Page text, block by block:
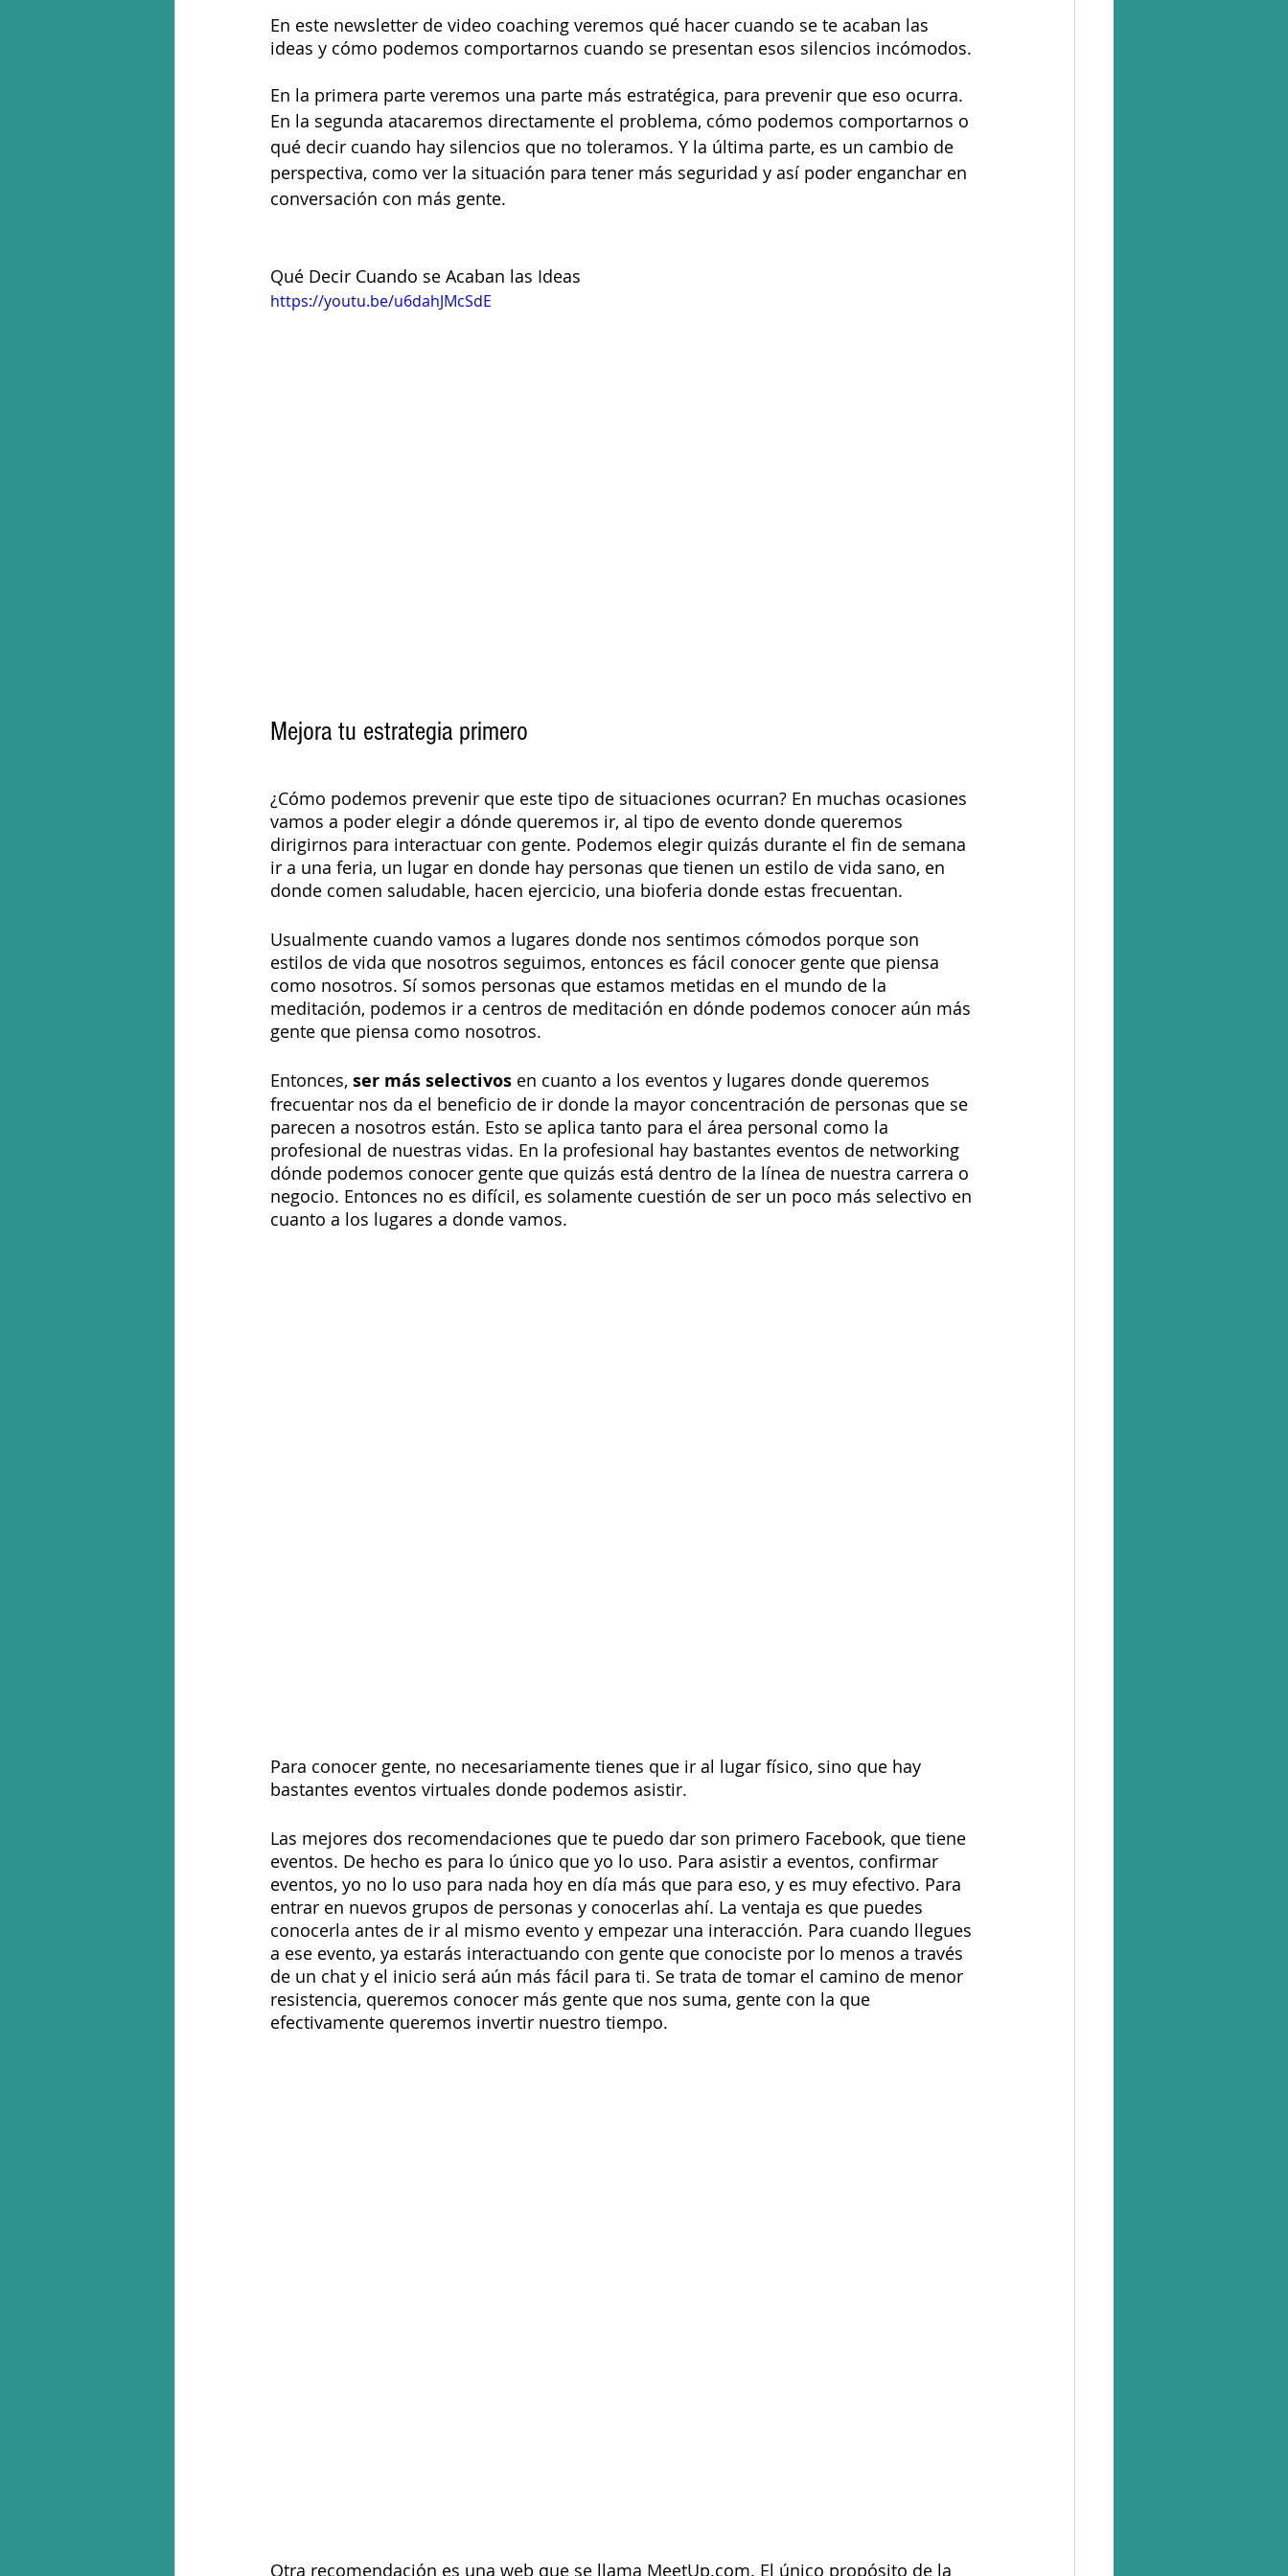
En este newsletter de video coaching veremos qué hacer cuando se te acaban las
ideas y cómo podemos comportarnos cuando se presentan esos silencios incómodos.
En la primera parte veremos una parte más estratégica, para prevenir que eso ocurra.
En la segunda atacaremos directamente el problema, cómo podemos comportarnos o
qué decir cuando hay silencios que no toleramos. Y la última parte, es un cambio de
perspectiva, como ver la situación para tener más seguridad y así poder enganchar en
conversación con más gente.
Qué Decir Cuando se Acaban las Ideas
https://youtu.be/u6dahJMcSdE
Mejora tu estrategia primero
¿Cómo podemos prevenir que este tipo de situaciones ocurran? En muchas ocasiones
vamos a poder elegir a dónde queremos ir, al tipo de evento donde queremos
dirigirnos para interactuar con gente. Podemos elegir quizás durante el fin de semana
ir a una feria, un lugar en donde hay personas que tienen un estilo de vida sano, en
donde comen saludable, hacen ejercicio, una bioferia donde estas frecuentan.
Usualmente cuando vamos a lugares donde nos sentimos cómodos porque son
estilos de vida que nosotros seguimos, entonces es fácil conocer gente que piensa
como nosotros. Sí somos personas que estamos metidas en el mundo de la
meditación, podemos ir a centros de meditación en dónde podemos conocer aún más
gente que piensa como nosotros.
Entonces, ser más selectivos en cuanto a los eventos y lugares donde queremos
frecuentar nos da el beneficio de ir donde la mayor concentración de personas que se
parecen a nosotros están. Esto se aplica tanto para el área personal como la
profesional de nuestras vidas. En la profesional hay bastantes eventos de networking
dónde podemos conocer gente que quizás está dentro de la línea de nuestra carrera o
negocio. Entonces no es difícil, es solamente cuestión de ser un poco más selectivo en
cuanto a los lugares a donde vamos.
Para conocer gente, no necesariamente tienes que ir al lugar físico, sino que hay
bastantes eventos virtuales donde podemos asistir.
Las mejores dos recomendaciones que te puedo dar son primero Facebook, que tiene
eventos. De hecho es para lo único que yo lo uso. Para asistir a eventos, confirmar
eventos, yo no lo uso para nada hoy en día más que para eso, y es muy efectivo. Para
entrar en nuevos grupos de personas y conocerlas ahí. La ventaja es que puedes
conocerla antes de ir al mismo evento y empezar una interacción. Para cuando llegues
a ese evento, ya estarás interactuando con gente que conociste por lo menos a través
de un chat y el inicio será aún más fácil para ti. Se trata de tomar el camino de menor
resistencia, queremos conocer más gente que nos suma, gente con la que
efectivamente queremos invertir nuestro tiempo.
Otra recomendación es una web que se llama MeetUp.com. El único propósito de la